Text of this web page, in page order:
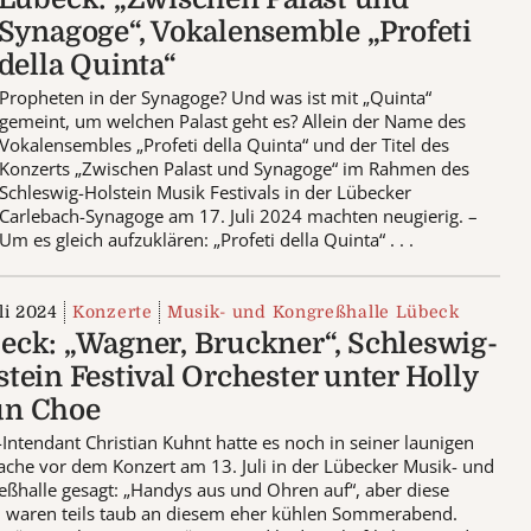
Vokalensemble „Profeti
Quinta“
in der Synagoge? Und was ist mit „Quinta“
um welchen Palast geht es? Allein der Name des
„Profeti della Quinta“ und der Titel des
„Zwischen Palast und Synagoge“ im Rahmen des
Holstein Musik Festivals in der Lübecker
Synagoge am 17. Juli 2024 machten neugierig. –
es gleich aufzuklären: „Profeti della Quinta“ . . .
2024 Konzerte Musik- und Kongreßhalle Lübeck
„Wagner, Bruckner“, Schleswig-
Festival Orchester unter Holly
Choe
Intendant Christian Kuhnt hatte es noch in seiner launigen
vor dem Konzert am 13. Juli in der Lübecker Musik- und
gesagt: „Handys aus und Ohren auf“, aber diese
waren teils taub an diesem eher kühlen Sommerabend.